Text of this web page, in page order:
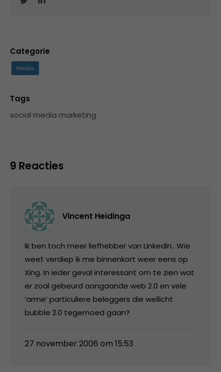
Categorie
Media
Tags
social media marketing
9 Reacties
Vincent Heidinga
Ik ben toch meer liefhebber van LinkedIn.. Wie
weet verdiep ik me binnenkort weer eens op
Xing. In ieder geval interessant om te zien wat
er zoal gebeurd aangaande web 2.0 en vele
‘arme’ particuliere beleggers die wellicht
bubble 2.0 tegemoed gaan?
27 november 2006 om 15:53